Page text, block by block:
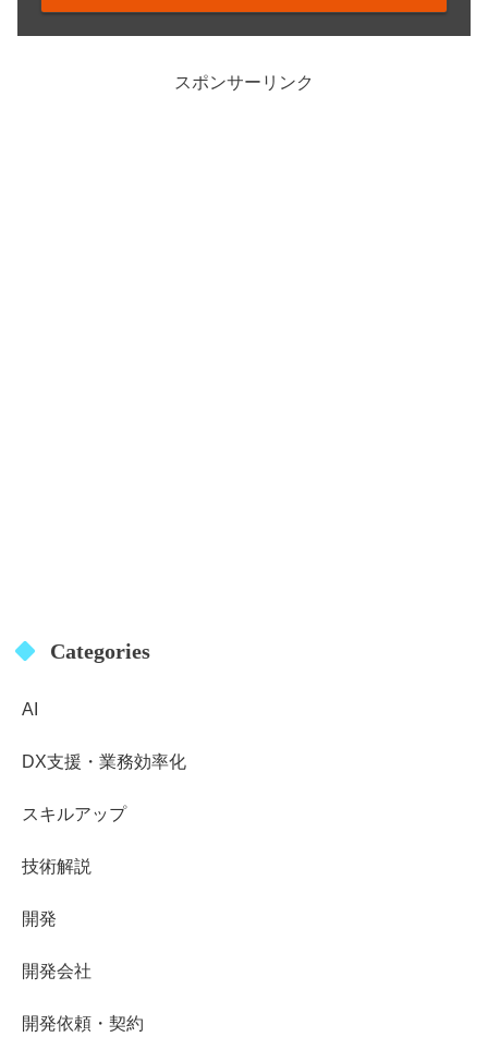
スポンサーリンク
Categories
AI
DX支援・業務効率化
スキルアップ
技術解説
開発
開発会社
開発依頼・契約